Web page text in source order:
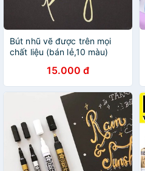
Bút nhũ vẽ được trên mọi
chất liệu (bán lẻ,10 màu)
15.000 đ